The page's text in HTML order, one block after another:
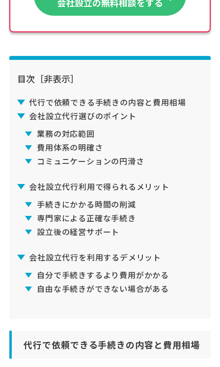
目次 ［非表示］
代行で依頼できる手続きの内容と費用相場
会社設立代行選びのポイント
業務の対応範囲
費用体系の明確さ
コミュニケーションの円滑さ
会社設立代行利用で得られるメリット
手続きにかかる時間の削減
専門家による正確な手続き
設立後の経営サポート
会社設立代行を利用するデメリット
自分で手続きするより費用がかかる
自由な手続きができない場合がある
代行で依頼できる手続きの内容と費用相場